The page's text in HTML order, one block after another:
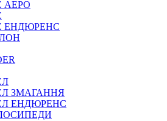
АЕРО
ЕНДЮРЕНС
ЗМАГАННЯ
ЕНДЮРЕНС